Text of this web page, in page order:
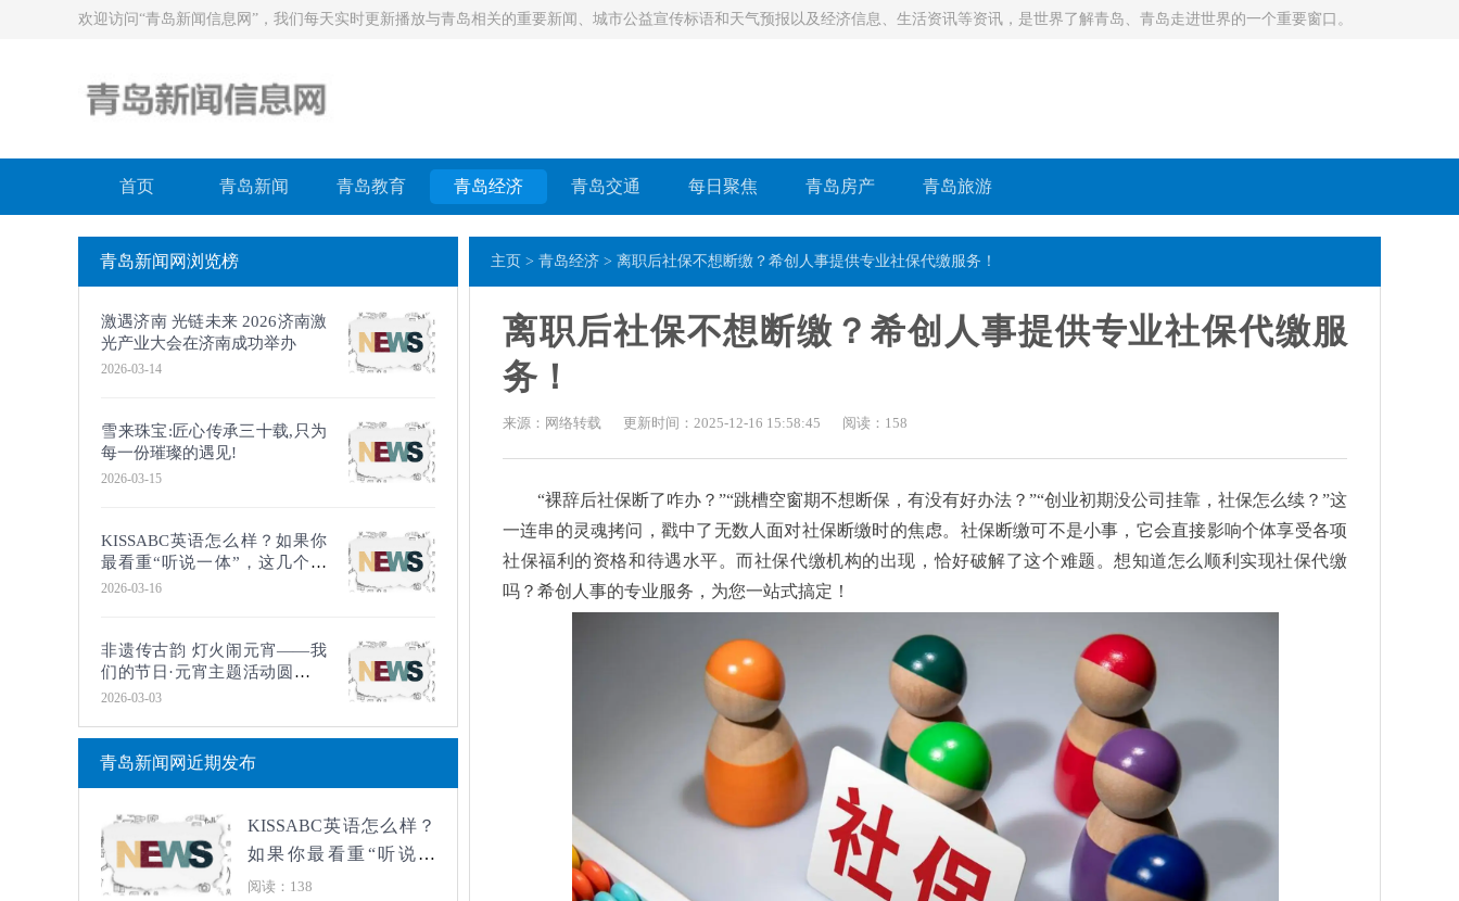
欢迎访问“青岛新闻信息网”，我们每天实时更新播放与青岛相关的重要新闻、城市公益宣传标语和天气预报以及经济信息、生活资讯等资讯，是世界了解青岛、青岛走进世界的一个重要窗口。
首页 青岛新闻 青岛教育 青岛经济 青岛交通 每日聚焦​ 青岛房产 青岛旅游
主页 > 青岛经济 > 离职后社保不想断缴？希创人事提供专业社保代缴服务！
离职后社保不想断缴？希创人事提供专业社保代缴服
务！
来源：网络转载 更新时间：2025-12-16 15:58:45 阅读： 158
“裸辞后社保断了咋办？”“跳槽空窗期不想断保，有没有好办法？”“创业初期没公司挂靠，社保怎么续？”这
一连串的灵魂拷问，戳中了无数人面对社保断缴时的焦虑。社保断缴可不是小事，它会直接影响个体享受各项
社保福利的资格和待遇水平。而社保代缴机构的出现，恰好破解了这个难题。想知道怎么顺利实现社保代缴
吗？希创人事的专业服务，为您一站式搞定！
青岛新闻网浏览榜
激遇济南 光链未来 2026济南激
光产业大会在济南成功举办
2026-03-14
​雪来珠宝:匠心传承三十载,只为
每一份璀璨的遇见!
2026-03-15
KISSABC英语怎么样？如果你
最看重“听说一体”，这几个模
块值得重点了解
2026-03-16
非遗传古韵 灯火闹元宵——我
们的节日·元宵主题活动圆满举
办
2026-03-03
青岛新闻网近期发布
KISSABC英语怎么样？
如果你最看重“听说一
体”，这几个模块值得重
阅读：138